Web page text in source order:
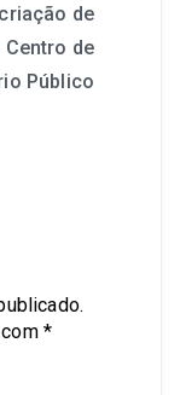
de
Centro de
Público
*